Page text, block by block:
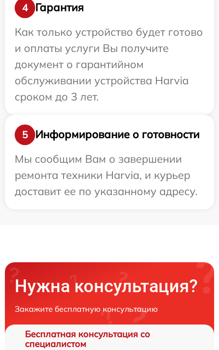
4
Гарантия
Как только устройство будет готово
и оплаты услуги Вы получите
документ о гарантийном
обслуживании устройства Harvia
сроком до 3 лет.
5
Информирование о готовности
Мы сообщим Вам о завершении
ремонта техники Harvia, и курьер
доставит ее по указанному адресу.
Нужна консультация?
Закажите бесплатную консультацию
Бесплатная консультация со
специалистом